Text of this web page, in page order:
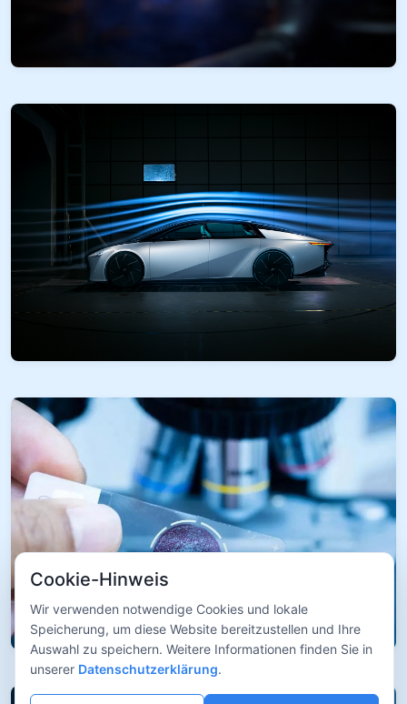
Cookie-Hinweis
Wir verwenden notwendige Cookies und lokale
Speicherung, um diese Website bereitzustellen und Ihre
Auswahl zu speichern. Weitere Informationen finden Sie in
unserer Datenschutzerklärung.